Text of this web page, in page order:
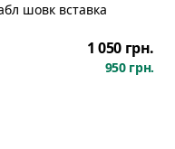
шовк вставка
1 050 грн.
950 грн.